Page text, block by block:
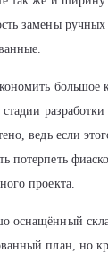
замены
большое
ведь если
потерпеть
проекта.
оснащённый
план, но